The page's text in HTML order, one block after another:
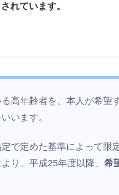
れています。
高年齢者を、本人が希望
います。
で定めた基準によって限
り、平成25年度以降、 希